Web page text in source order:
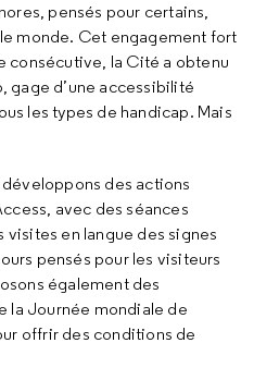
pensés pour certains,
monde. Cet engagement fort
consécutive, la Cité a obtenu
gage d’une accessibilité
les types de handicap. Mais
développons des actions
avec des séances
visites en langue des signes
pensés pour les visiteurs
également des
la Journée mondiale de
offrir des conditions de